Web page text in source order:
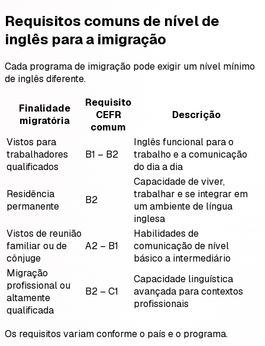
Requisitos comuns de nível de
inglês para a imigração
Cada programa de imigração pode exigir um nível mínimo
de inglês diferente.
Finalidade
migratória
Requisito
CEFR
comum
Descrição
Vistos para
trabalhadores
qualificados
B1 – B2
Inglês funcional para o
trabalho e a comunicação
do dia a dia
Residência
permanente
B2
Capacidade de viver,
trabalhar e se integrar em
um ambiente de língua
inglesa
Vistos de reunião
familiar ou de
cônjuge
A2 – B1
Habilidades de
comunicação de nível
básico a intermediário
Migração
profissional ou
altamente
qualificada
B2 – C1
Capacidade linguística
avançada para contextos
profissionais
Os requisitos variam conforme o país e o programa.